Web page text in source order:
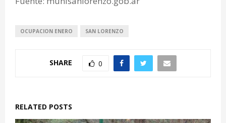
OCUPACION ENERO SAN LORENZO
SHARE 0
RELATED POSTS